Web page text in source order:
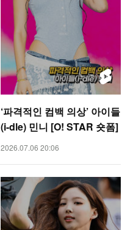
‘파격적인 컴백 의상’ 아이들
(i-dle) 민니 [O! STAR 숏폼]
2026.07.06 20:06